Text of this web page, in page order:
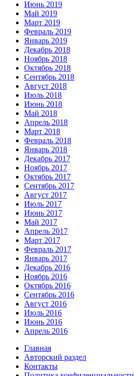
Июнь 2019
Май 2019
Март 2019
Февраль 2019
Январь 2019
Декабрь 2018
Ноябрь 2018
Октябрь 2018
Сентябрь 2018
Август 2018
Июль 2018
Июнь 2018
Май 2018
Апрель 2018
Март 2018
Февраль 2018
Январь 2018
Декабрь 2017
Ноябрь 2017
Октябрь 2017
Сентябрь 2017
Август 2017
Июль 2017
Июнь 2017
Май 2017
Апрель 2017
Март 2017
Февраль 2017
Январь 2017
Декабрь 2016
Ноябрь 2016
Октябрь 2016
Сентябрь 2016
Август 2016
Июль 2016
Июнь 2016
Апрель 2016
Главная
Авторский раздел
Контакты